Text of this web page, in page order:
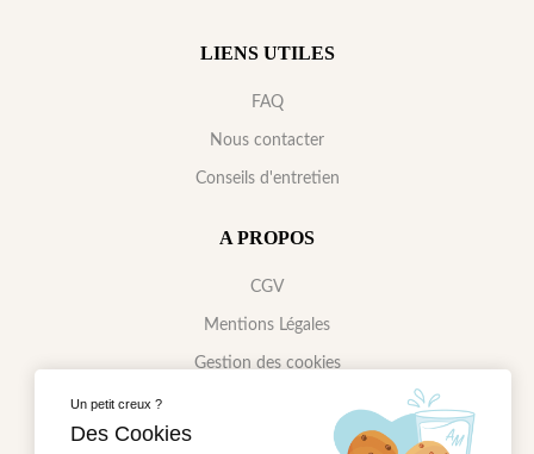
LIENS UTILES
FAQ
Nous contacter
Conseils d'entretien
A PROPOS
CGV
Mentions Légales
Gestion des cookies
Un petit creux ?
Des Cookies